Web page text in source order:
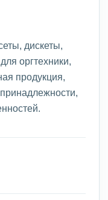
дискеты,
оргтехники,
продукция,